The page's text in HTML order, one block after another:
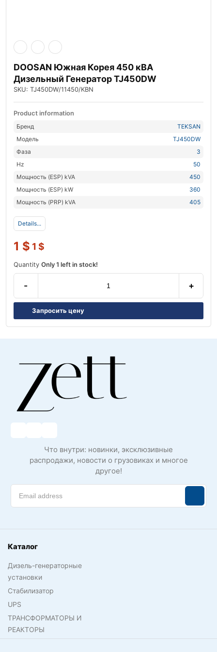
DOOSAN Южная Корея 450 кВА
Дизельный Генератор TJ450DW
SKU: TJ450DW/11450/KBN
Product information
Бренд
TEKSAN
Модель
TJ450DW
Фаза
3
Hz
50
Мощность (ESP) kVA
450
Мощность (ESP) kW
360
Мощность (PRP) kVA
405
Details...
1 $ 1 $
Quantity Only 1 left in stock!
- +
Запросить цену
Что внутри: новинки, эксклюзивные
распродажи, новости о грузовиках и многое
другое!
Каталог
Дизель-генераторные
установки
Стабилизатор
UPS
ТРАНСФОРМАТОРЫ И
РЕАКТОРЫ